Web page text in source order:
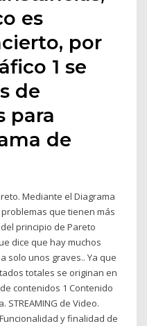
es
por
1 se
de
para
de
Mediante el Diagrama
que tienen más
principio de Pareto
dice que hay muchos
solo unos graves.. Ya que
totales se originan en
contenidos 1 Contenido
de Video.
y finalidad de